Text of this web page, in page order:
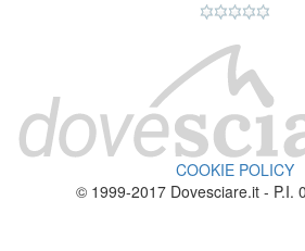
COOKIE POLICY
© 1999-2017 Dovesciare.it - P.I.